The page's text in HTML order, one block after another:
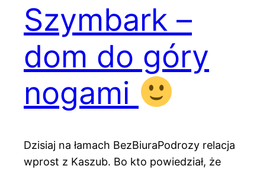
Szymbark –
dom do góry
nogami
Dzisiaj na łamach BezBiuraPodrozy relacja
wprost z Kaszub. Bo kto powiedział, że